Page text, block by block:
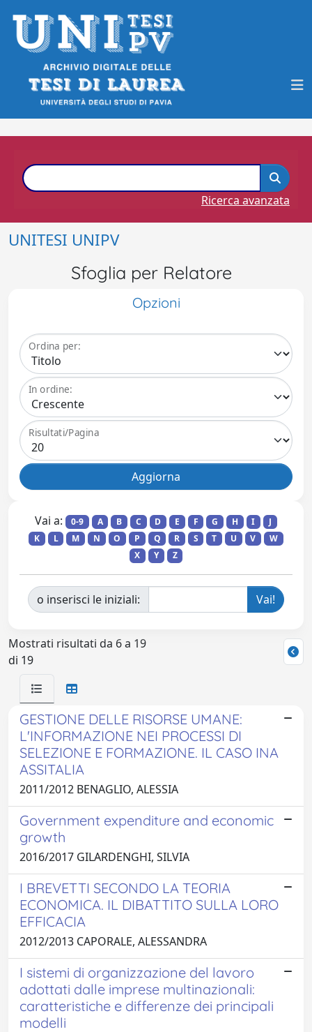
Ricerca avanzata
UNITESI UNIPV
Sfoglia per Relatore
Opzioni
Ordina per:
In ordine:
Risultati/Pagina
Vai a: 0-9 A B C D E F G H I
J
K
L M N O P Q R S T U V
W
X
Y Z
o inserisci le iniziali:
Mostrati risultati da 6 a 19
di 19
GESTIONE DELLE RISORSE UMANE:
L'INFORMAZIONE NEI PROCESSI DI
SELEZIONE E FORMAZIONE. IL CASO INA
ASSITALIA
2011/2012 BENAGLIO, ALESSIA
Government expenditure and economic
growth
2016/2017 GILARDENGHI, SILVIA
I BREVETTI SECONDO LA TEORIA
ECONOMICA. IL DIBATTITO SULLA LORO
EFFICACIA
2012/2013 CAPORALE, ALESSANDRA
I sistemi di organizzazione del lavoro
adottati dalle imprese multinazionali:
caratteristiche e differenze dei principali
modelli